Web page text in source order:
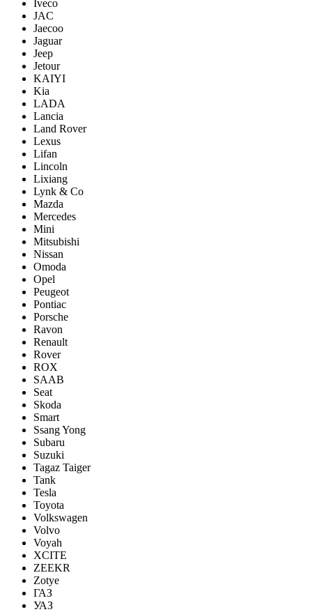
Iveco
JAC
Jaecoo
Jaguar
Jeep
Jetour
KAIYI
Kia
LADA
Lancia
Land Rover
Lexus
Lifan
Lincoln
Lixiang
Lynk & Co
Mazda
Mercedes
Mini
Mitsubishi
Nissan
Omoda
Opel
Peugeot
Pontiac
Porsсhe
Ravon
Renault
Rover
ROX
SAAB
Seat
Skoda
Smart
Ssang Yong
Subaru
Suzuki
Tagaz Taiger
Tank
Tesla
Toyota
Volkswagen
Volvo
Voyah
XCITE
ZEEKR
Zotye
ГАЗ
УАЗ